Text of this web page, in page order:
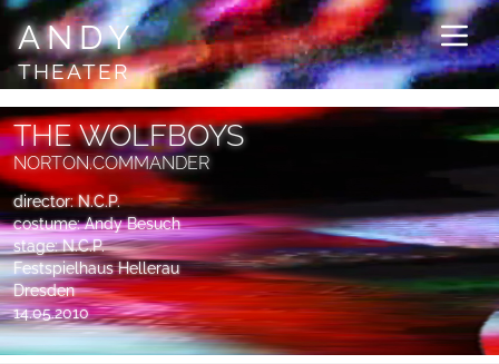
ANDY
THEATER
THE WOLFBOYS
NORTON.COMMANDER
director: N.C.P.
costume: Andy Besuch
stage: N.C.P.
Festspielhaus Hellerau
Dresden
14.05.2010